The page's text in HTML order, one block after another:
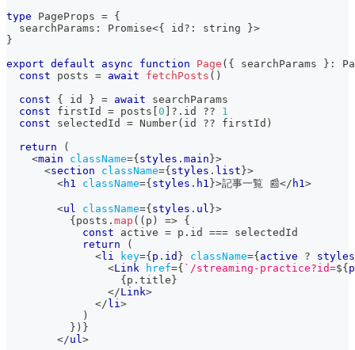
type
PageProps = {
  searchParams
: Promise<{ id ? : string }>
}
export default async function Page ( { searchParams } :
const posts = await fetchPosts ( )
const
{ id } = await searchParams
const firstId = posts 0 ?. id ??
1
const selectedId = Number( id ?? firstId )
return
(
<main className={ styles . main }>
<section className={ styles . list }>
<h1 className={ styles . h1 }>記事一覧 📰</ h1>
<ul className={ styles . ul }>
{ posts . map ( ( p ) => {
const active = p . id === selectedId
return
(
<li key={ p . id } className={ active ? styles
<Link href={ ` /streaming-practice?id=${ p
{ p . title }
</Link>
</ li>
)
} ) }
</ul>